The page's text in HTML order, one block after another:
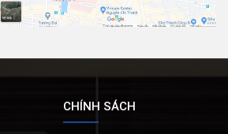
CHÍNH SÁCH